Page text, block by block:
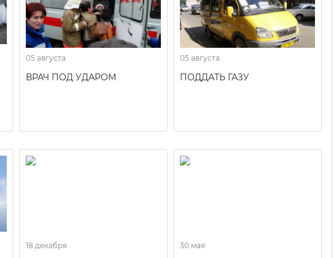
05 августа
ВРАЧ ПОД УДАРОМ
05 августа
ПОДДАТЬ ГАЗУ
18 декабря 30 мая